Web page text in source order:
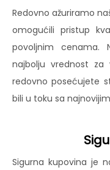
Redovno ažuriramo
omogućili pristup
povoljnim cenama.
najbolju vrednost
redovno posećujete
bili u toku sa
Sigurna kupovina je